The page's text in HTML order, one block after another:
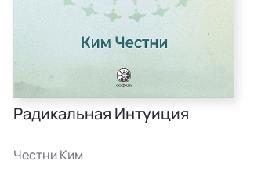
Радикальная Интуиция
Честни Ким